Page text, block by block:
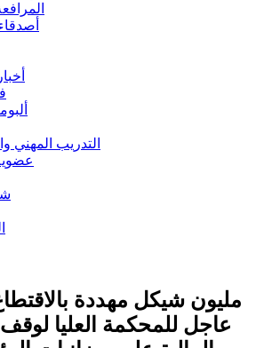
التدريب المهني
عاجل للمحكمة العليا لوقف